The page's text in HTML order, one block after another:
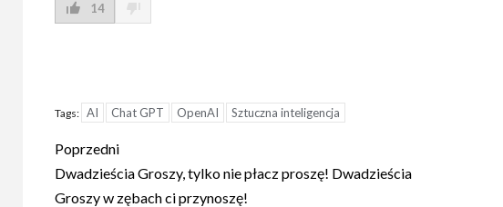
14
Tags: AI Chat GPT OpenAI Sztuczna inteligencja
Post
navigation
Poprzedni
Dwadzieścia Groszy, tylko nie płacz proszę! Dwadzieścia
Groszy w zębach ci przynoszę!